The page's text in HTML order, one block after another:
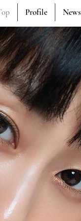
Profile News